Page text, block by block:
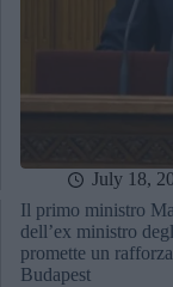
July 18,
Il primo ministro
dell’ex ministro
promette un
Budapest